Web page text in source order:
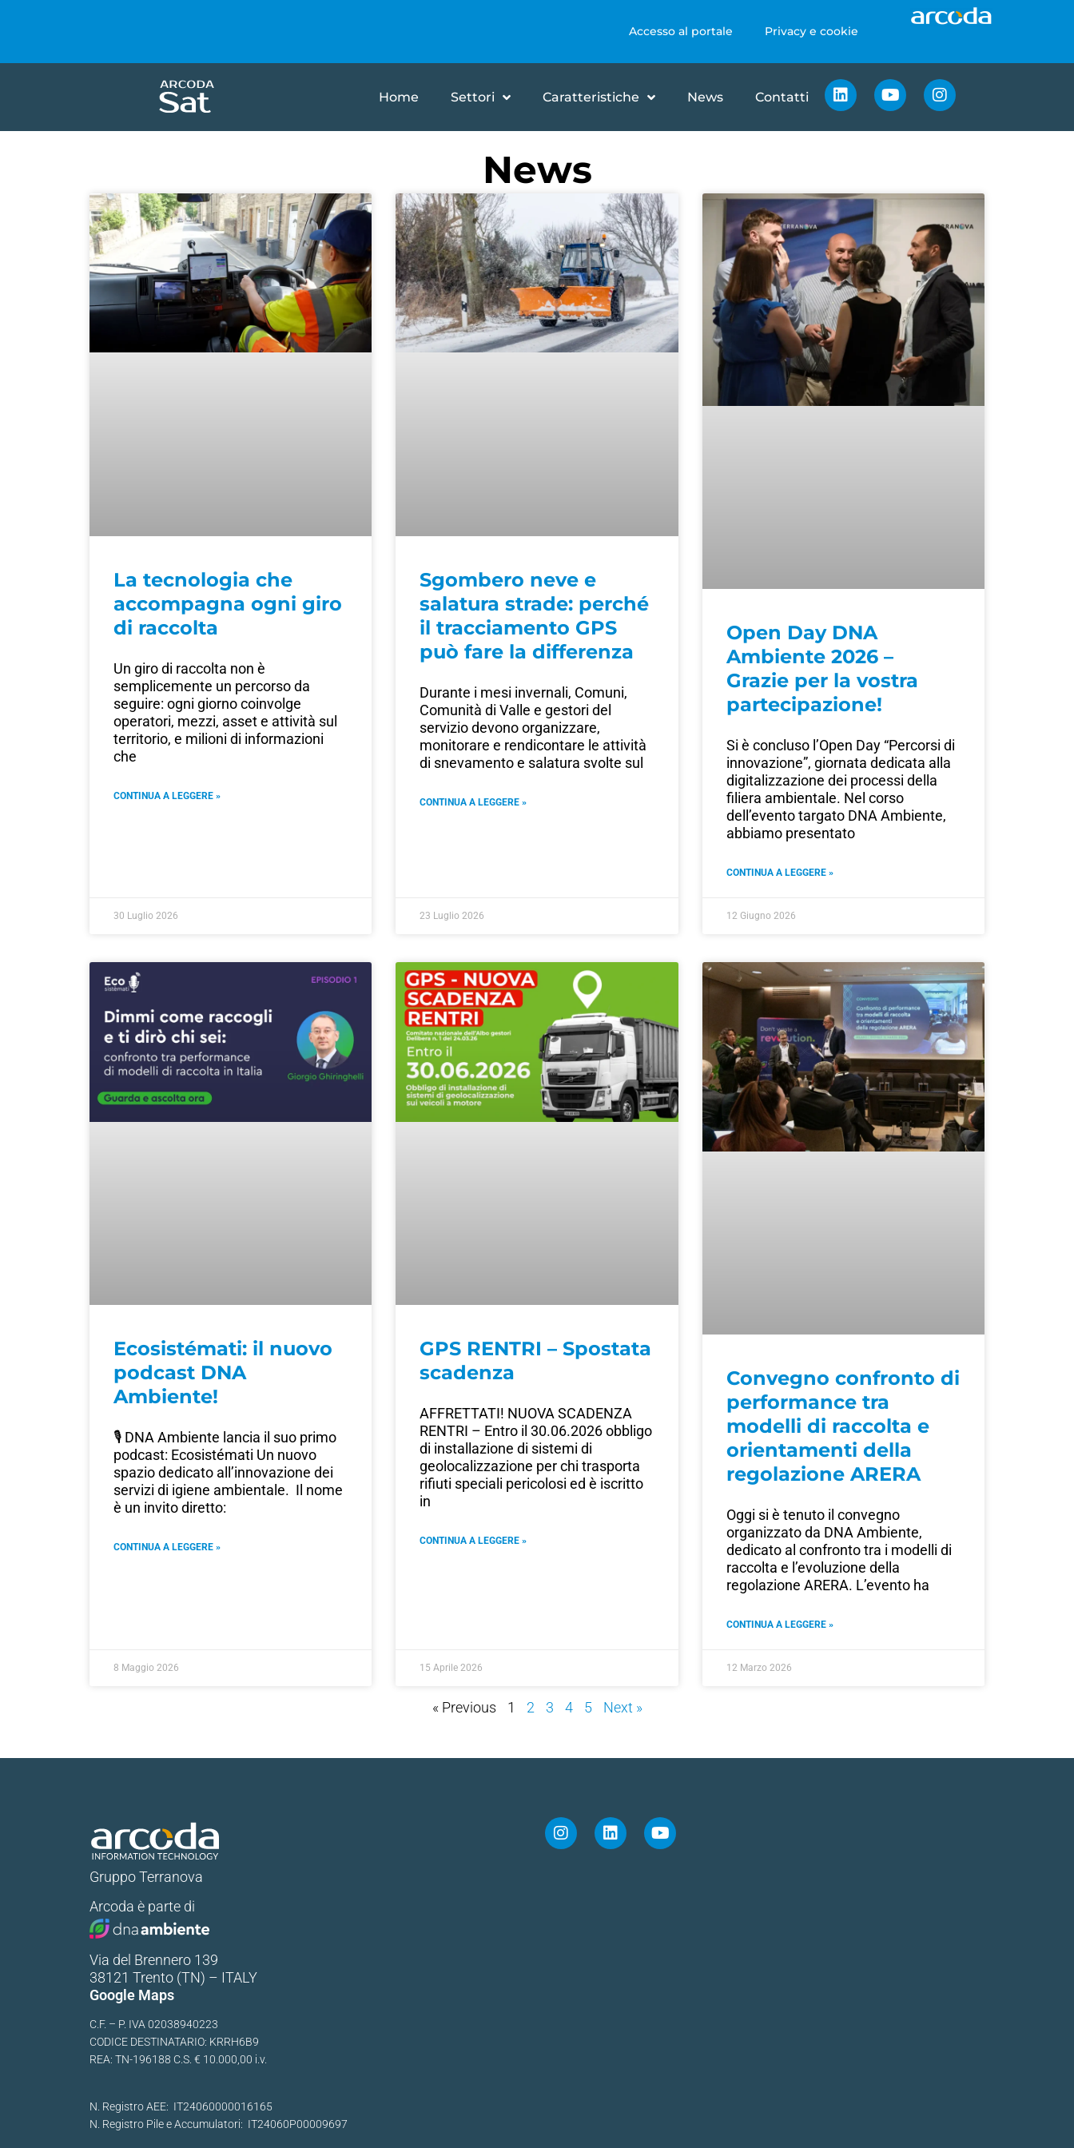
Accesso al portale Privacy e cookie
Home Settori Caratteristiche News Contatti
News
La tecnologia che
accompagna ogni giro
di raccolta
Un giro di raccolta non è
semplicemente un percorso da
seguire: ogni giorno coinvolge
operatori, mezzi, asset e attività sul
territorio, e milioni di informazioni
che
CONTINUA A LEGGERE »
30 Luglio 2026
Sgombero neve e
salatura strade: perché
il tracciamento GPS
può fare la differenza
Durante i mesi invernali, Comuni,
Comunità di Valle e gestori del
servizio devono organizzare,
monitorare e rendicontare le attività
di snevamento e salatura svolte sul
CONTINUA A LEGGERE »
23 Luglio 2026
Open Day DNA
Ambiente 2026 –
Grazie per la vostra
partecipazione!
Si è concluso l’Open Day “Percorsi di
innovazione”, giornata dedicata alla
digitalizzazione dei processi della
filiera ambientale. Nel corso
dell’evento targato DNA Ambiente,
abbiamo presentato
CONTINUA A LEGGERE »
12 Giugno 2026
Ecosistémati: il nuovo
podcast DNA
Ambiente!
🎙️ DNA Ambiente lancia il suo primo
podcast: Ecosistémati Un nuovo
spazio dedicato all’innovazione dei
servizi di igiene ambientale. Il nome
è un invito diretto:
CONTINUA A LEGGERE »
8 Maggio 2026
GPS RENTRI – Spostata
scadenza
AFFRETTATI! NUOVA SCADENZA
RENTRI – Entro il 30.06.2026 obbligo
di installazione di sistemi di
geolocalizzazione per chi trasporta
rifiuti speciali pericolosi ed è iscritto
in
CONTINUA A LEGGERE »
15 Aprile 2026
Convegno confronto di
performance tra
modelli di raccolta e
orientamenti della
regolazione ARERA
Oggi si è tenuto il convegno
organizzato da DNA Ambiente,
dedicato al confronto tra i modelli di
raccolta e l’evoluzione della
regolazione ARERA. L’evento ha
CONTINUA A LEGGERE »
12 Marzo 2026
« Previous 1 2 3 4 5 Next »
Gruppo Terranova
Via del Brennero 139
38121 Trento (TN) – ITALY
Google Maps
Arcoda è parte di
C.F. – P. IVA 02038940223
CODICE DESTINATARIO: KRRH6B9
REA: TN-196188 C.S. € 10.000,00 i.v.
N. Registro AEE: IT24060000016165
N. Registro Pile e Accumulatori: IT24060P00009697